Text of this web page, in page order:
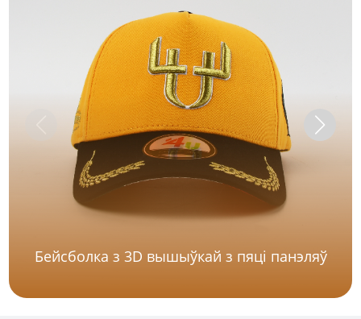
Бейсболка з 3D вышыўкай з пяці панэляў